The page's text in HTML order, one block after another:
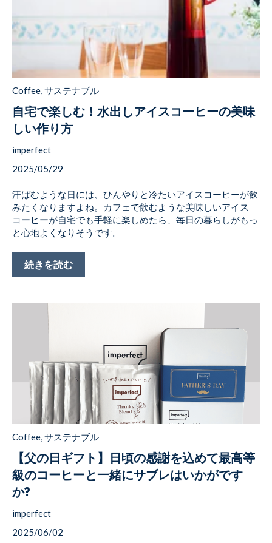
Coffee,サステナブル
自宅で楽しむ！水出しアイスコーヒーの美味
しい作り方
imperfect
2025/05/29
汗ばむような日には、ひんやりと冷たいアイスコーヒーが飲
みたくなりますよね。カフェで飲むような美味しいアイス
コーヒーが自宅でも手軽に楽しめたら、毎日の暮らしがもっ
と心地よくなりそうです。
続きを読む
Coffee,サステナブル
【父の日ギフト】日頃の感謝を込めて最高等
級のコーヒーと一緒にサブレはいかがです
か?
imperfect
2025/06/02